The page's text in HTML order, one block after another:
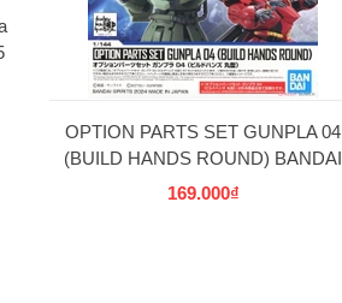
OPTION PARTS SET GUNPLA 04
(BUILD HANDS ROUND) BANDAI
169.000₫